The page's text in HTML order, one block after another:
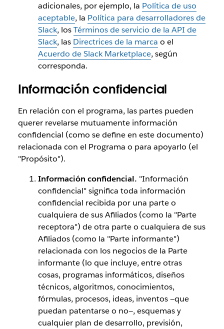
adicionales, por ejemplo, la Política de uso
aceptable, la Política para desarrolladores de
Slack, losTérminos de servicio de la API de
Slack, las Directrices de la marca o el
Acuerdo de Slack Marketplace, según
corresponda.
Información confidencial
En relación con el programa, las partes pueden
querer revelarse mutuamente información
confidencial (como se define en este documento)
relacionada con el Programa o para apoyarlo (el
"Propósito").
Información confidencial. "Información
confidencial" significa toda información
confidencial recibida por una parte o
cualquiera de sus Afiliados (como la "Parte
receptora") de otra parte o cualquiera de sus
Afiliados (como la "Parte informante")
relacionada con los negocios de la Parte
informante (lo que incluye, entre otras
cosas, programas informáticos, diseños
técnicos, algoritmos, conocimientos,
fórmulas, procesos, ideas, inventos —que
puedan patentarse o no—, esquemas y
cualquier plan de desarrollo, previsión,